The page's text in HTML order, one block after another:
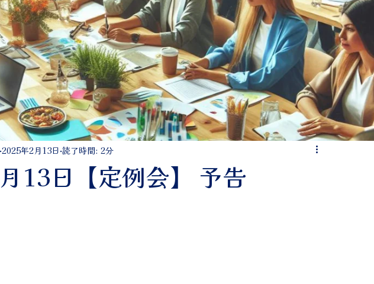
13日【定例会】 予告
2025年2月13日 読了時間: 2分